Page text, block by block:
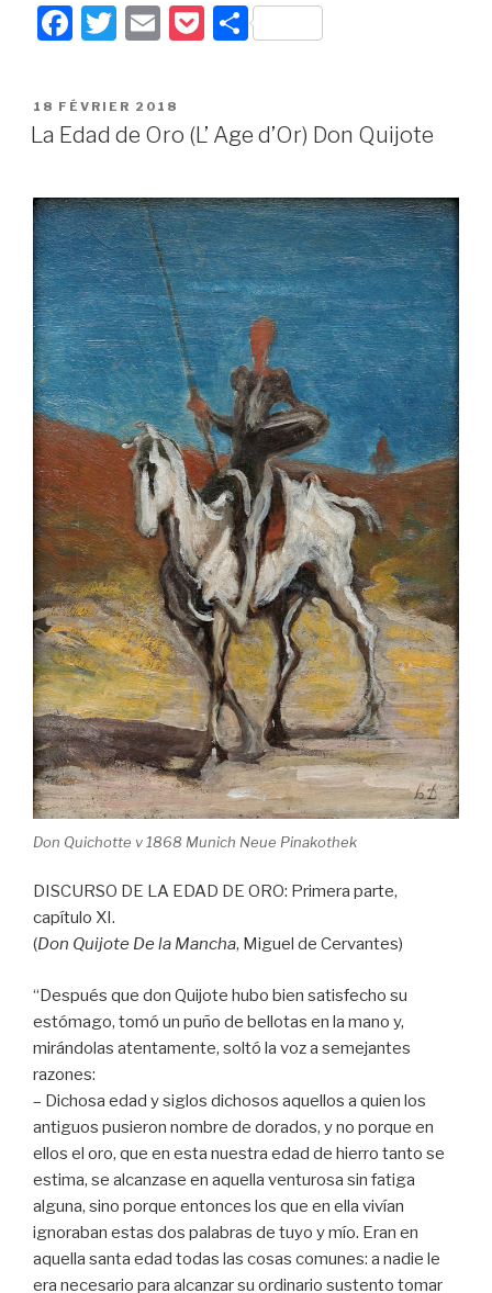
F
c
e
o
o
k
T
tt
er
E
ail
P
k
P
g
PUBLIÉ
LE
18 FÉVRIER 2018
La Edad de Oro (L’ Age d’Or) Don Quijote
Don Quichotte v 1868 Munich Neue Pinakothek
DISCURSO DE LA EDAD DE ORO: Primera parte,
capítulo XI.
(Don Quijote De la Mancha, Miguel de Cervantes)
“Después que don Quijote hubo bien satisfecho su
estómago, tomó un puño de bellotas en la mano y,
mirándolas atentamente, soltó la voz a semejantes
razones:
– Dichosa edad y siglos dichosos aquellos a quien los
antiguos pusieron nombre de dorados, y no porque en
ellos el oro, que en esta nuestra edad de hierro tanto se
estima, se alcanzase en aquella venturosa sin fatiga
alguna, sino porque entonces los que en ella vivían
ignoraban estas dos palabras de tuyo y mío. Eran en
aquella santa edad todas las cosas comunes: a nadie le
era necesario para alcanzar su ordinario sustento tomar